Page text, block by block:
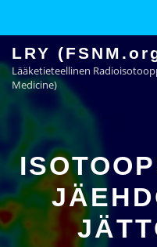
LRY
Lääketieteellinen
Medicine)